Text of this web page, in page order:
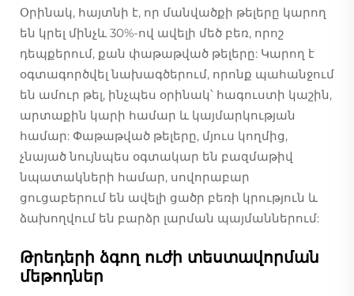
Օրինակ, հայտնի է, որ մանվածքի թելերը կարող
են կրել մինչև 30%-ով ավելի մեծ բեռ, որոշ
դեպքերում, քան փաթաթված թելերը: Կարող է
օգտագործվել նախագծերում, որոնք պահանջում
են ամուր թել, ինչպես օրինակ՝ հագուստի կաշին,
արտաքին կարի համար և կայմարկության
համար: Փաթաթված թելերը, մյուս կողմից,
չնայած նույնպես օգտակար են բազմաթիվ
նպատակների համար, սովորաբար
ցուցաբերում են ավելի ցածր բեռի կրություն և
ձախողվում են բարձր լարման պայմաններում:
Թրեդերի ձգող ուժի տեստավորման
մեթոդներ